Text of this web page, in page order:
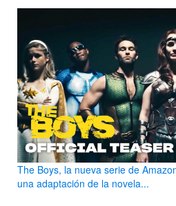
The Boys, la nueva serie de
una adaptación de la novela...